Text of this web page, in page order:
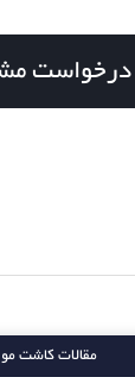
مقالات کاشت مو